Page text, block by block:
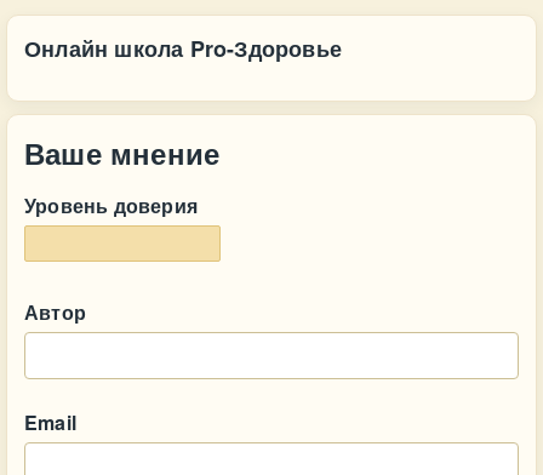
Онлайн школа Pro-Здоровье
Ваше мнение
Уровень доверия
Автор
Email